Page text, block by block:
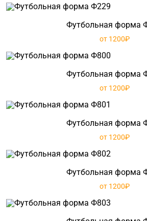
Футбольная форма
от 1200₽
Футбольная форма
от 1200₽
Футбольная форма
от 1200₽
Футбольная форма
от 1200₽